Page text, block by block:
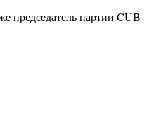
председатель партии CUB